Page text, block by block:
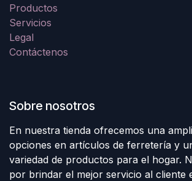
Productos
Servicios
Legal
Contáctenos
Sobre nosotros
En nuestra tienda ofrecemos una
opciones en artículos de ferretería y
variedad de productos para el hogar.
por brindar el mejor servicio al cliente